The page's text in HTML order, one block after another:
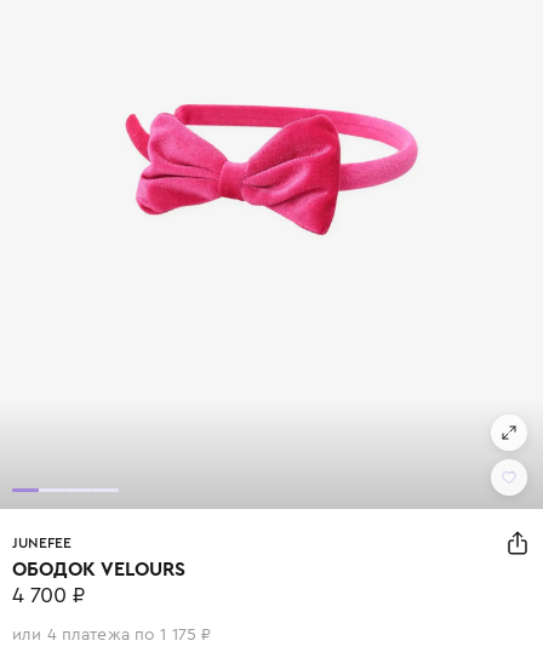
JUNEFEE
ОБОДОК VELOURS
4 700 ₽
или 4 платежа по 1 175 ₽